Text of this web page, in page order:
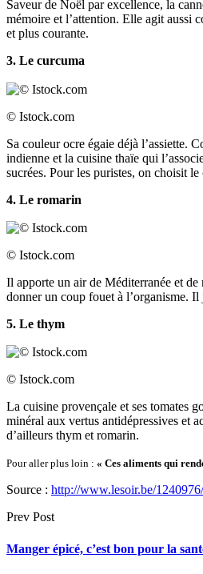
Saveur de Noël par excellence, la
mémoire et l’attention. Elle agit aussi
et plus courante.
3. Le curcuma
© Istock.com
Sa couleur ocre égaie déjà l’assiette.
indienne et la cuisine thaïe qui
sucrées. Pour les puristes, on choisit
4. Le romarin
© Istock.com
Il apporte un air de Méditerranée et
donner un coup fouet à l’organisme.
5. Le thym
© Istock.com
La cuisine provençale et ses tomates
minéral aux vertus antidépressives et
d’ailleurs thym et romarin.
Pour aller plus loin : « Ces aliments qui
Source : http://www.lesoir.be/
Prev Post
Manger épicé, c’est bon pour la